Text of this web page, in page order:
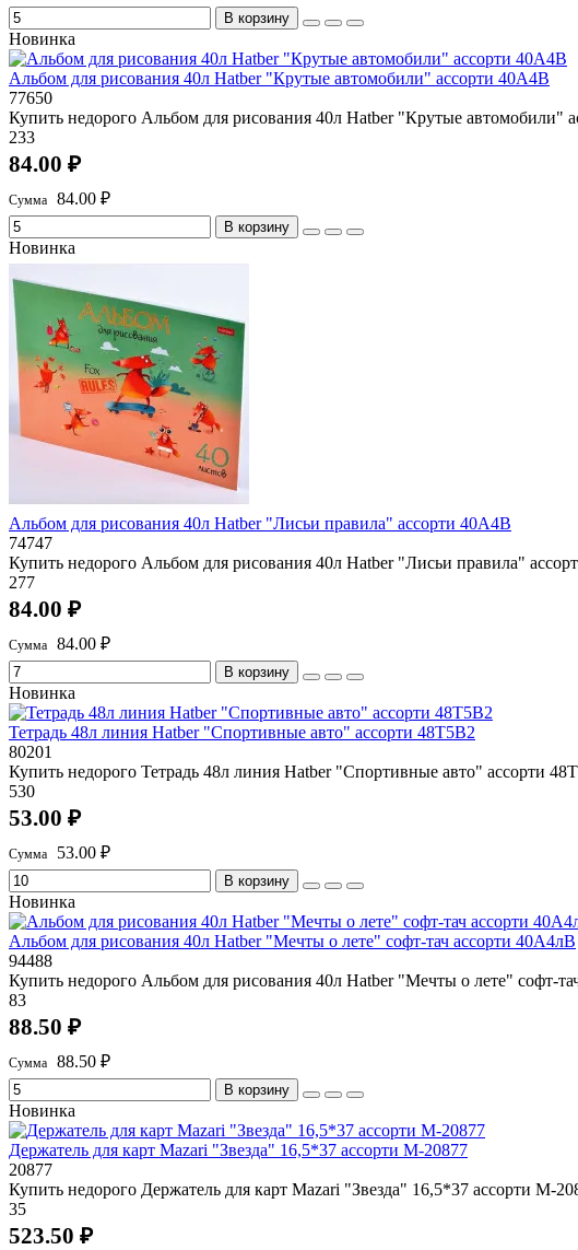
В корзину
Новинка
Альбом для рисования 40л Hatber "Крутые автомобили" ассорти 40А4В
77650
Купить недорого Альбом для рисования 40л Hatber "Крутые автомобили"
233
84.00 ₽
84.00 ₽
В корзину
Новинка
Альбом для рисования 40л Hatber "Лисьи правила" ассорти 40А4В
74747
Купить недорого Альбом для рисования 40л Hatber "Лисьи правила"
277
84.00 ₽
84.00 ₽
В корзину
Новинка
Тетрадь 48л линия Hatber "Спортивные авто" ассорти 48Т5В2
80201
Купить недорого Тетрадь 48л линия Hatber "Спортивные авто" ассорти
530
53.00 ₽
53.00 ₽
В корзину
Новинка
Альбом для рисования 40л Hatber "Мечты о лете" софт-тач ассорти 40А4лВ
94488
Купить недорого Альбом для рисования 40л Hatber "Мечты о лете" софт-
83
88.50 ₽
88.50 ₽
В корзину
Новинка
Держатель для карт Mazari "Звезда" 16,5*37 ассорти М-20877
20877
Купить недорого Держатель для карт Mazari "Звезда" 16,5*37 ассорти М-
35
523.50 ₽